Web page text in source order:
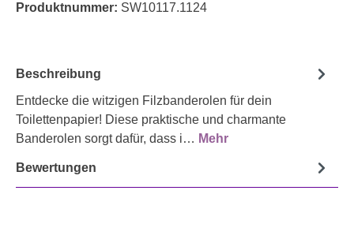
Produktnummer: SW10117.1124
Beschreibung
Entdecke die witzigen Filzbanderolen für dein
Toilettenpapier! Diese praktische und charmante
Banderolen sorgt dafür, dass i… Mehr
Bewertungen